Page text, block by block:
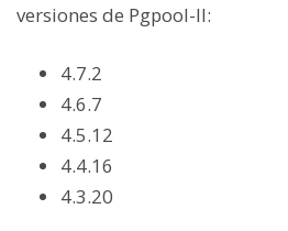
versiones de Pgpool-II:
4.7.2
4.6.7
4.5.12
4.4.16
4.3.20